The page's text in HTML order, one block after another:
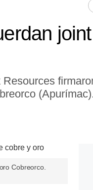
(Apurímac).
Cobreorco.